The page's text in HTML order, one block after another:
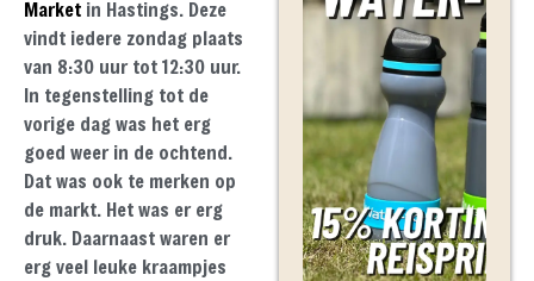
Market in Hastings. Deze
vindt iedere zondag plaats
van 8:30 uur tot 12:30 uur.
In tegenstelling tot de
vorige dag was het erg
goed weer in de ochtend.
Dat was ook te merken op
de markt. Het was er erg
druk. Daarnaast waren er
erg veel leuke kraampjes